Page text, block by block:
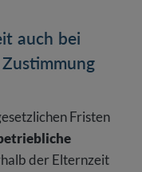
auch bei
Fristen
der Elternzeit